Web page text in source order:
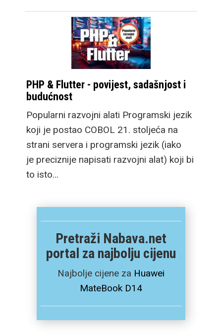
PHP & Flutter - povijest, sadašnjost i
budućnost
Popularni razvojni alati Programski jezik
koji je postao COBOL 21. stoljeća na
strani servera i programski jezik (iako
je preciznije napisati razvojni alat) koji bi
to isto…
Pretraži Nabava.net
portal za najbolju cijenu
Najbolje cijene za Huawei
MateBook D14